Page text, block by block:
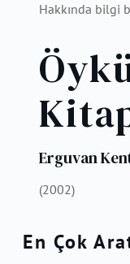
Hakkında bilgi
Erguvan
(2002)
En Çok